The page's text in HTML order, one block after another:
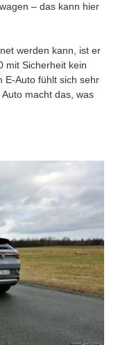
– das kann hier
werden kann, ist er
mit Sicherheit kein
E-Auto fühlt sich sehr
macht das, was